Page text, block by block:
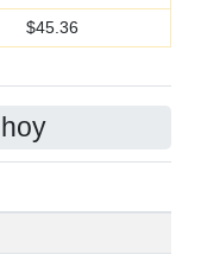
$45.36